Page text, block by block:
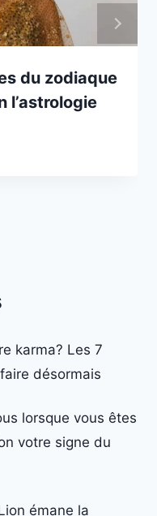
du zodiaque
l’astrologie
karma? Les 7
désormais
lorsque vous êtes
votre signe du
émane la